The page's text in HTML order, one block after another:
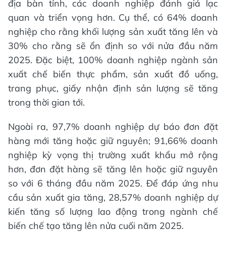
địa bàn tỉnh, các doanh nghiệp đánh giá lạc
quan và triển vọng hơn. Cụ thể, có 64% doanh
nghiệp cho rằng khối lượng sản xuất tăng lên và
30% cho rằng sẽ ổn định so với nửa đầu năm
2025. Đặc biệt, 100% doanh nghiệp ngành sản
xuất chế biến thực phẩm, sản xuất đồ uống,
trang phục, giấy nhận định sản lượng sẽ tăng
trong thời gian tới.
Ngoài ra, 97,7% doanh nghiệp dự báo đơn đặt
hàng mới tăng hoặc giữ nguyên; 91,66% doanh
nghiệp kỳ vọng thị trường xuất khẩu mở rộng
hơn, đơn đặt hàng sẽ tăng lên hoặc giữ nguyên
so với 6 tháng đầu năm 2025. Để đáp ứng nhu
cầu sản xuất gia tăng, 28,57% doanh nghiệp dự
kiến tăng số lượng lao động trong ngành chế
biến chế tạo tăng lên nửa cuối năm 2025.